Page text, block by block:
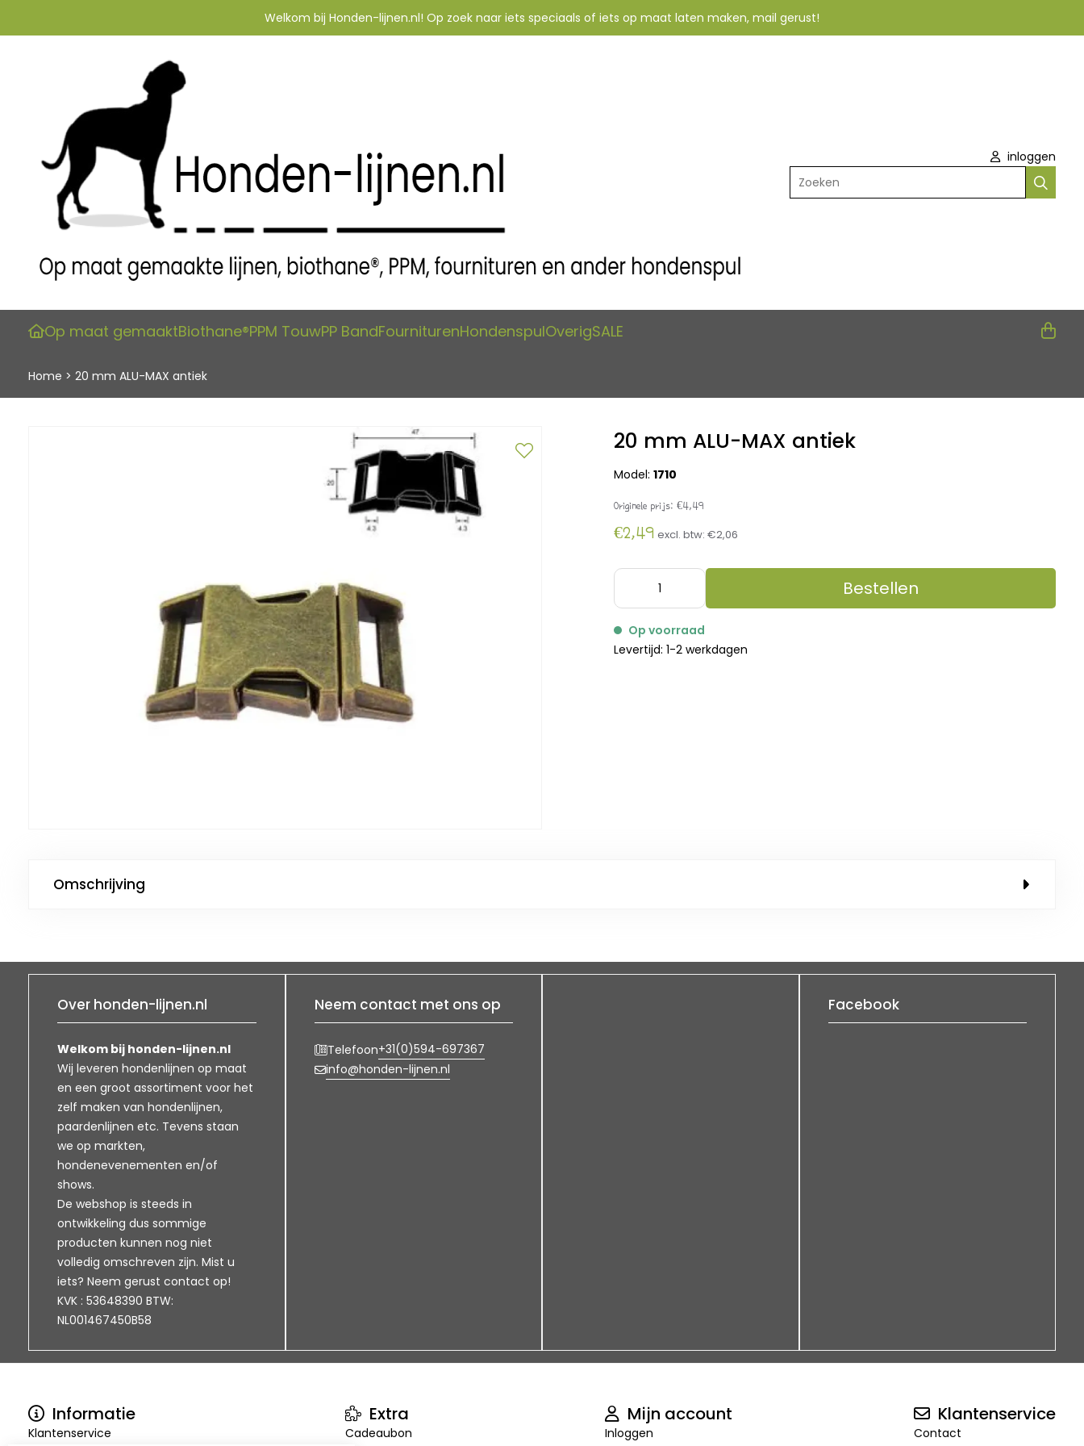
Welkom bij Honden-lijnen.nl! Op zoek naar iets speciaals of iets op maat laten maken, mail gerust!
inloggen
Zoeken
Op maat gemaaktBiothane®PPM TouwPP BandFourniturenHondenspulOverigSALE
Home > 20 mm ALU-MAX antiek
20 mm ALU-MAX antiek
Model:1710
Originele prijs:€4,49
€2,49 excl. btw:€2,06
Bestellen
Op voorraad
Levertijd: 1-2 werkdagen
Omschrijving
Over honden-lijnen.nl
Welkom bij honden-lijnen.nl
Wij leveren hondenlijnen op maat
en een groot assortiment voor het
zelf maken van hondenlijnen,
paardenlijnen etc. Tevens staan
we op markten,
hondenevenementen en/of
shows.
De webshop is steeds in
ontwikkeling dus sommige
producten kunnen nog niet
volledig omschreven zijn. Mist u
iets? Neem gerust contact op!
KVK : 53648390 BTW:
NL001467450B58
Neem contact met ons op
Telefoon+31(0)594-697367
info@honden-lijnen.nl
Facebook
Informatie
Klantenservice
Extra
Cadeaubon
Mijn account
Inloggen
Klantenservice
Contact